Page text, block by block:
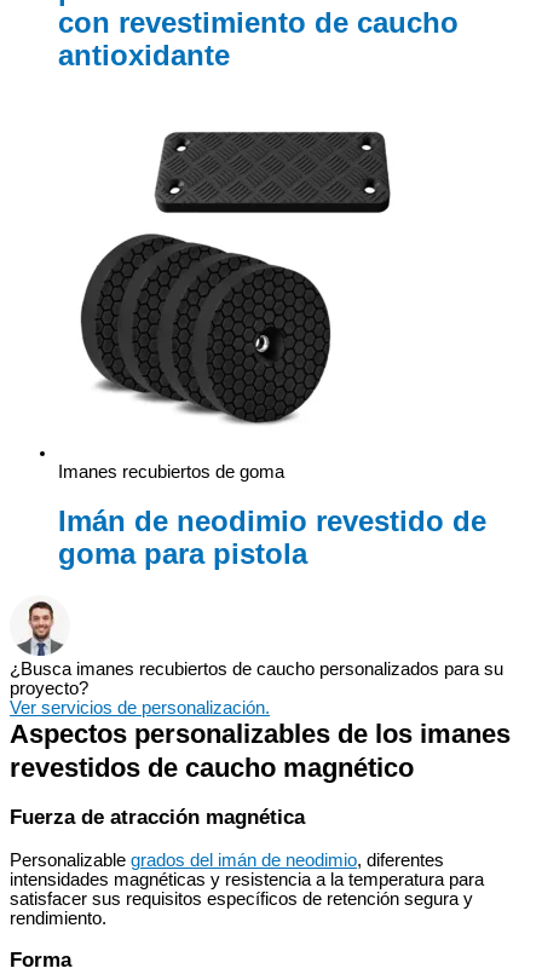
con revestimiento de caucho
antioxidante
Imanes recubiertos de goma
Imán de neodimio revestido de
goma para pistola
¿Busca imanes recubiertos de caucho personalizados para su
proyecto?
Ver servicios de personalización.
Aspectos personalizables de los imanes
revestidos de caucho magnético
Fuerza de atracción magnética
Personalizable grados del imán de neodimio, diferentes
intensidades magnéticas y resistencia a la temperatura para
satisfacer sus requisitos específicos de retención segura y
rendimiento.
Forma